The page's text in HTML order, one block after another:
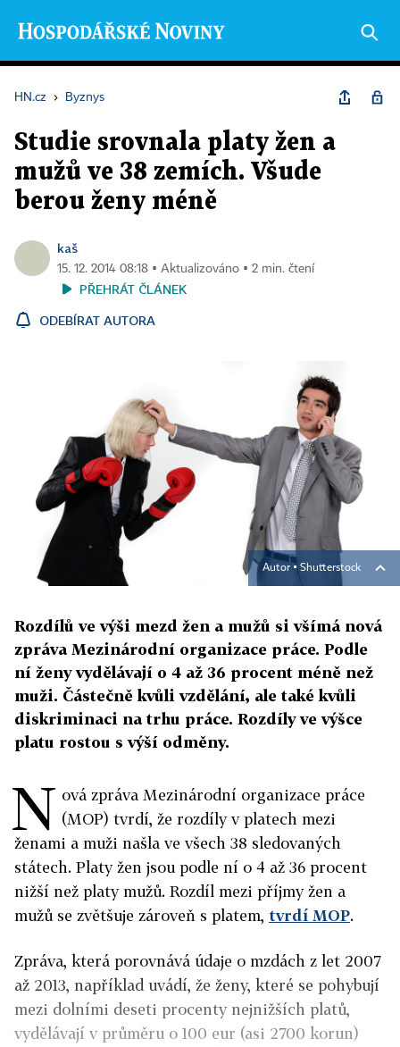
HN.cz › Byznys
Studie srovnala platy žen a
mužů ve 38 zemích. Všude
berou ženy méně
kaš
15. 12. 2014 08:18 ▪ Aktualizováno ▪ 2 min. čtení
PŘEHRÁT ČLÁNEK
ODEBÍRAT AUTORA
Autor ▪ Shutterstock
Rozdílů ve výši mezd žen a mužů si všímá nová
zpráva Mezinárodní organizace práce. Podle
ní ženy vydělávají o 4 až 36 procent méně než
muži. Částečně kvůli vzdělání, ale také kvůli
diskriminaci na trhu práce. Rozdíly ve výšce
platu rostou s výší odměny.
N ová zpráva Mezinárodní organizace práce
(MOP) tvrdí, že rozdíly v platech mezi
ženami a muži našla ve všech 38 sledovaných
státech. Platy žen jsou podle ní o 4 až 36 procent
nižší než platy mužů. Rozdíl mezi příjmy žen a
mužů se zvětšuje zároveň s platem, tvrdí MOP.
Zpráva, která porovnává údaje o mzdách z let 2007
až 2013, například uvádí, že ženy, které se pohybují
mezi dolními deseti procenty nejnižších platů,
vydělávají v průměru o 100 eur (asi 2700 korun)